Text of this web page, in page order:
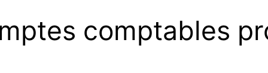
comptables